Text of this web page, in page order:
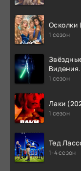
Осколки
1 сезон
(2026)
1 сезон
Лаки
1 сезон
Тед
1-4 сезон